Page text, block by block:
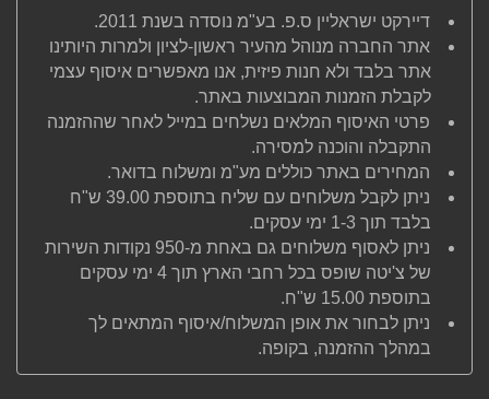
דיירקט ישראליין ס.פ. בע"מ נוסדה בשנת 2011.
אתר החברה מנוהל מהעיר ראשון-לציון ולמרות היותינו
אתר בלבד ולא חנות פיזית, אנו מאפשרים איסוף עצמי
לקבלת הזמנות המבוצעות באתר.
פרטי האיסוף המלאים נשלחים במייל לאחר שההזמנה
התקבלה והוכנה למסירה.
המחירים באתר כוללים מע"מ ומשלוח בדואר.
ניתן לקבל משלוחים עם שליח בתוספת 39.00 ש"ח
בלבד תוך 1-3 ימי עסקים.
ניתן לאסוף משלוחים גם באחת מ-950 נקודות השירות
של צ'יטה שופס בכל רחבי הארץ תוך 4 ימי עסקים
בתוספת 15.00 ש"ח.
ניתן לבחור את אופן המשלוח/איסוף המתאים לך
במהלך ההזמנה, בקופה.